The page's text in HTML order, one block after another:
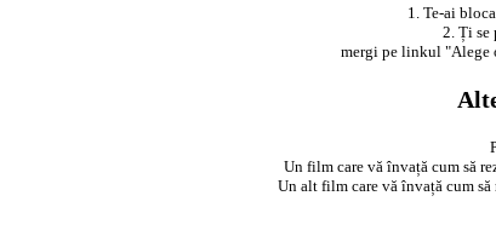
1. Te-ai
2. Ți se
mergi pe linkul "Alege
Un film care vă învață cum să
Un alt film care vă învață cum